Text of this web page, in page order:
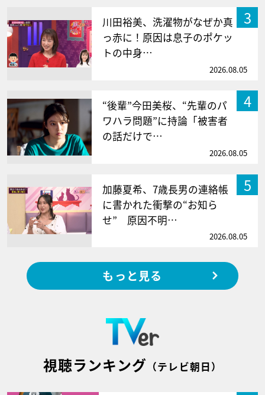
3
川田裕美、洗濯物がなぜか真
っ赤に！原因は息子のポケッ
トの中身…
2026.08.05
4
“後輩”今田美桜、“先輩のパ
ワハラ問題”に持論「被害者
の話だけで…
2026.08.05
5
加藤夏希、7歳長男の連絡帳
に書かれた衝撃の“お知ら
せ” 原因不明…
2026.08.05
もっと見る
視聴ランキング （テレビ朝日）